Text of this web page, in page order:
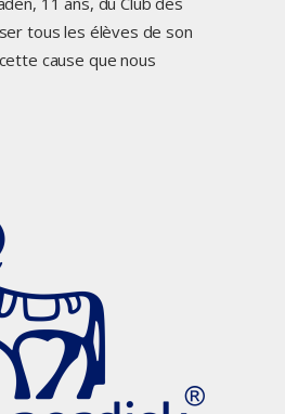
tous les élèves de son
cause que nous